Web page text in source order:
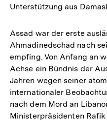
Unterstützung aus
Assad war der erste
Ahmadinedschad nach
empfing. Von Anfang an
Achse ein Bündnis der
Jahren wegen seiner
internationaler
nach dem Mord an
Ministerpräsidenten